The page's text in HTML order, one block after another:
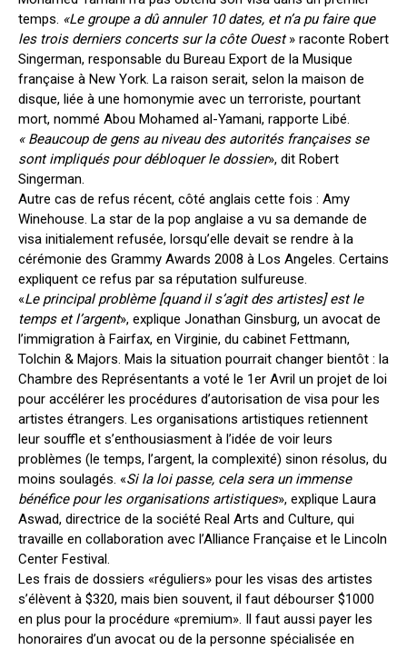
temps. «Le groupe a dû annuler 10 dates, et n’a pu faire que
les trois derniers concerts sur la côte Ouest» raconte Robert
Singerman, responsable du Bureau Export de la Musique
française à New York. La raison serait, selon la maison de
disque, liée à une homonymie avec un terroriste, pourtant
mort, nommé Abou Mohamed al-Yamani, rapporte Libé.
« Beaucoup de gens au niveau des autorités françaises se
sont impliqués pour débloquer le dossier», dit Robert
Singerman.
Autre cas de refus récent, côté anglais cette fois : Amy
Winehouse. La star de la pop anglaise a vu sa demande de
visa initialement refusée, lorsqu’elle devait se rendre à la
cérémonie des Grammy Awards 2008 à Los Angeles. Certains
expliquent ce refus par sa réputation sulfureuse.
«Le principal problème [quand il s’agit des artistes] est le
temps et l’argent», explique Jonathan Ginsburg, un avocat de
l’immigration à Fairfax, en Virginie, du cabinet Fettmann,
Tolchin & Majors. Mais la situation pourrait changer bientôt : la
Chambre des Représentants a voté le 1er Avril un projet de loi
pour accélérer les procédures d’autorisation de visa pour les
artistes étrangers. Les organisations artistiques retiennent
leur souffle et s’enthousiasment à l’idée de voir leurs
problèmes (le temps, l’argent, la complexité) sinon résolus, du
moins soulagés. «Si la loi passe, cela sera un immense
bénéfice pour les organisations artistiques», explique Laura
Aswad, directrice de la société Real Arts and Culture, qui
travaille en collaboration avec l’Alliance Française et le Lincoln
Center Festival.
Les frais de dossiers «réguliers» pour les visas des artistes
s’élèvent à $320, mais bien souvent, il faut débourser $1000
en plus pour la procédure «premium». Il faut aussi payer les
honoraires d’un avocat ou de la personne spécialisée en